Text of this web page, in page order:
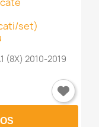
(8X) 2010-2019